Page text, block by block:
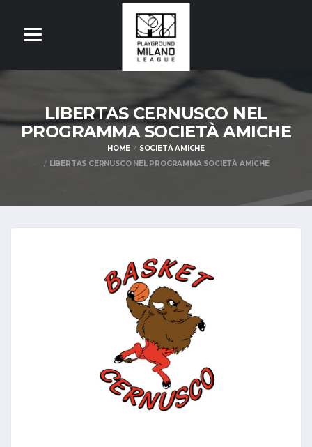
LIBERTAS CERNUSCO NEL
PROGRAMMA SOCIETÀ AMICHE
HOME
SOCIETÀ AMICHE
LIBERTAS CERNUSCO NEL PROGRAMMA SOCIETÀ AMICHE